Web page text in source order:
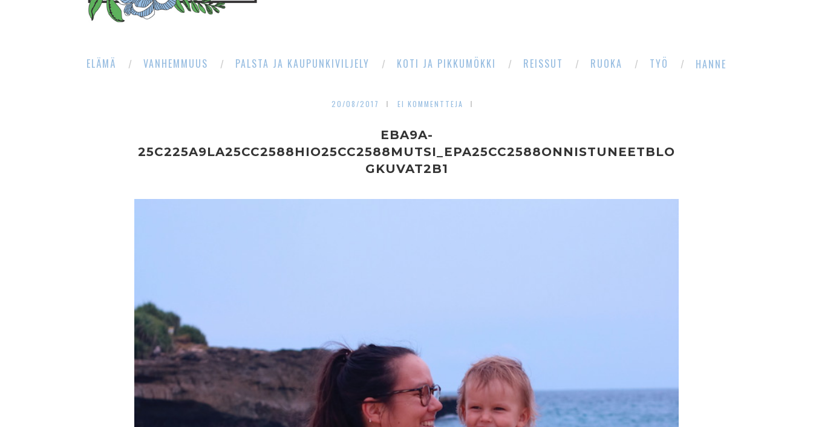
ELÄMÄ VANHEMMUUS PALSTA JA KAUPUNKIVILJELY KOTI JA PIKKUMÖKKI REISSUT RUOKA TYÖ HANNE
20/08/2017 EI KOMMENTTEJA
EBA9A-
25C225A9LA25CC2588HIO25CC2588MUTSI_EPA25CC2588ONNISTUNEETBLO
GKUVAT2B1